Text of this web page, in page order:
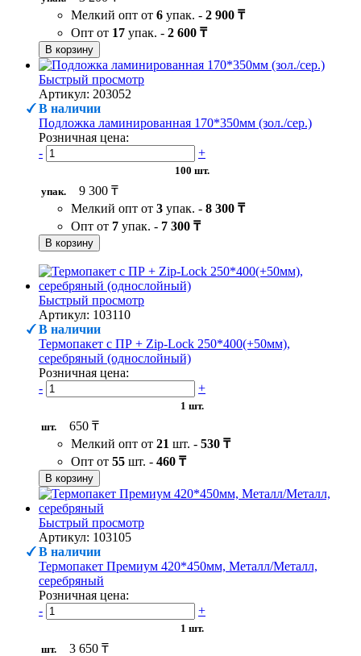
Мелкий опт от 6 упак. - 2 900 ₸
Опт от 17 упак. - 2 600 ₸
В корзину
Быстрый просмотр
Артикул: 203052
В наличии
Подложка ламинированная 170*350мм (зол./сер.)
Розничная цена:
-
+
100 шт.
упак.
9 300 ₸
Мелкий опт от 3 упак. - 8 300 ₸
Опт от 7 упак. - 7 300 ₸
В корзину
Быстрый просмотр
Артикул: 103110
В наличии
Термопакет с ПР + Zip-Lock 250*400(+50мм),
серебряный (однослойный)
Розничная цена:
-
+
1 шт.
шт.
650 ₸
Мелкий опт от 21 шт. - 530 ₸
Опт от 55 шт. - 460 ₸
В корзину
Быстрый просмотр
Артикул: 103105
В наличии
Термопакет Премиум 420*450мм, Металл/Металл,
серебряный
Розничная цена:
-
+
1 шт.
шт.
3 650 ₸